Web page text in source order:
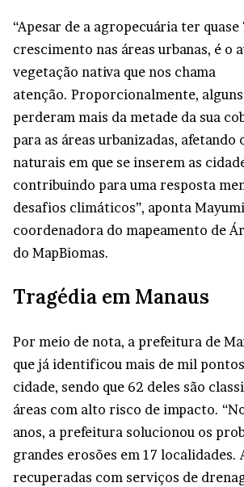
“Apesar de a agropecuária ter quase
crescimento nas áreas urbanas, é o
vegetação nativa que nos chama
atenção. Proporcionalmente,
perderam mais da metade da sua
para as áreas urbanizadas, afetando
naturais em que se inserem as
contribuindo para uma resposta
desafios climáticos”, aponta
coordenadora do mapeamento de
do MapBiomas.
Tragédia em Manaus
Por meio de nota, a prefeitura de
que já identificou mais de mil
cidade, sendo que 62 deles são
áreas com alto risco de impacto.
anos, a prefeitura solucionou os
grandes erosões em 17 localidades.
recuperadas com serviços de